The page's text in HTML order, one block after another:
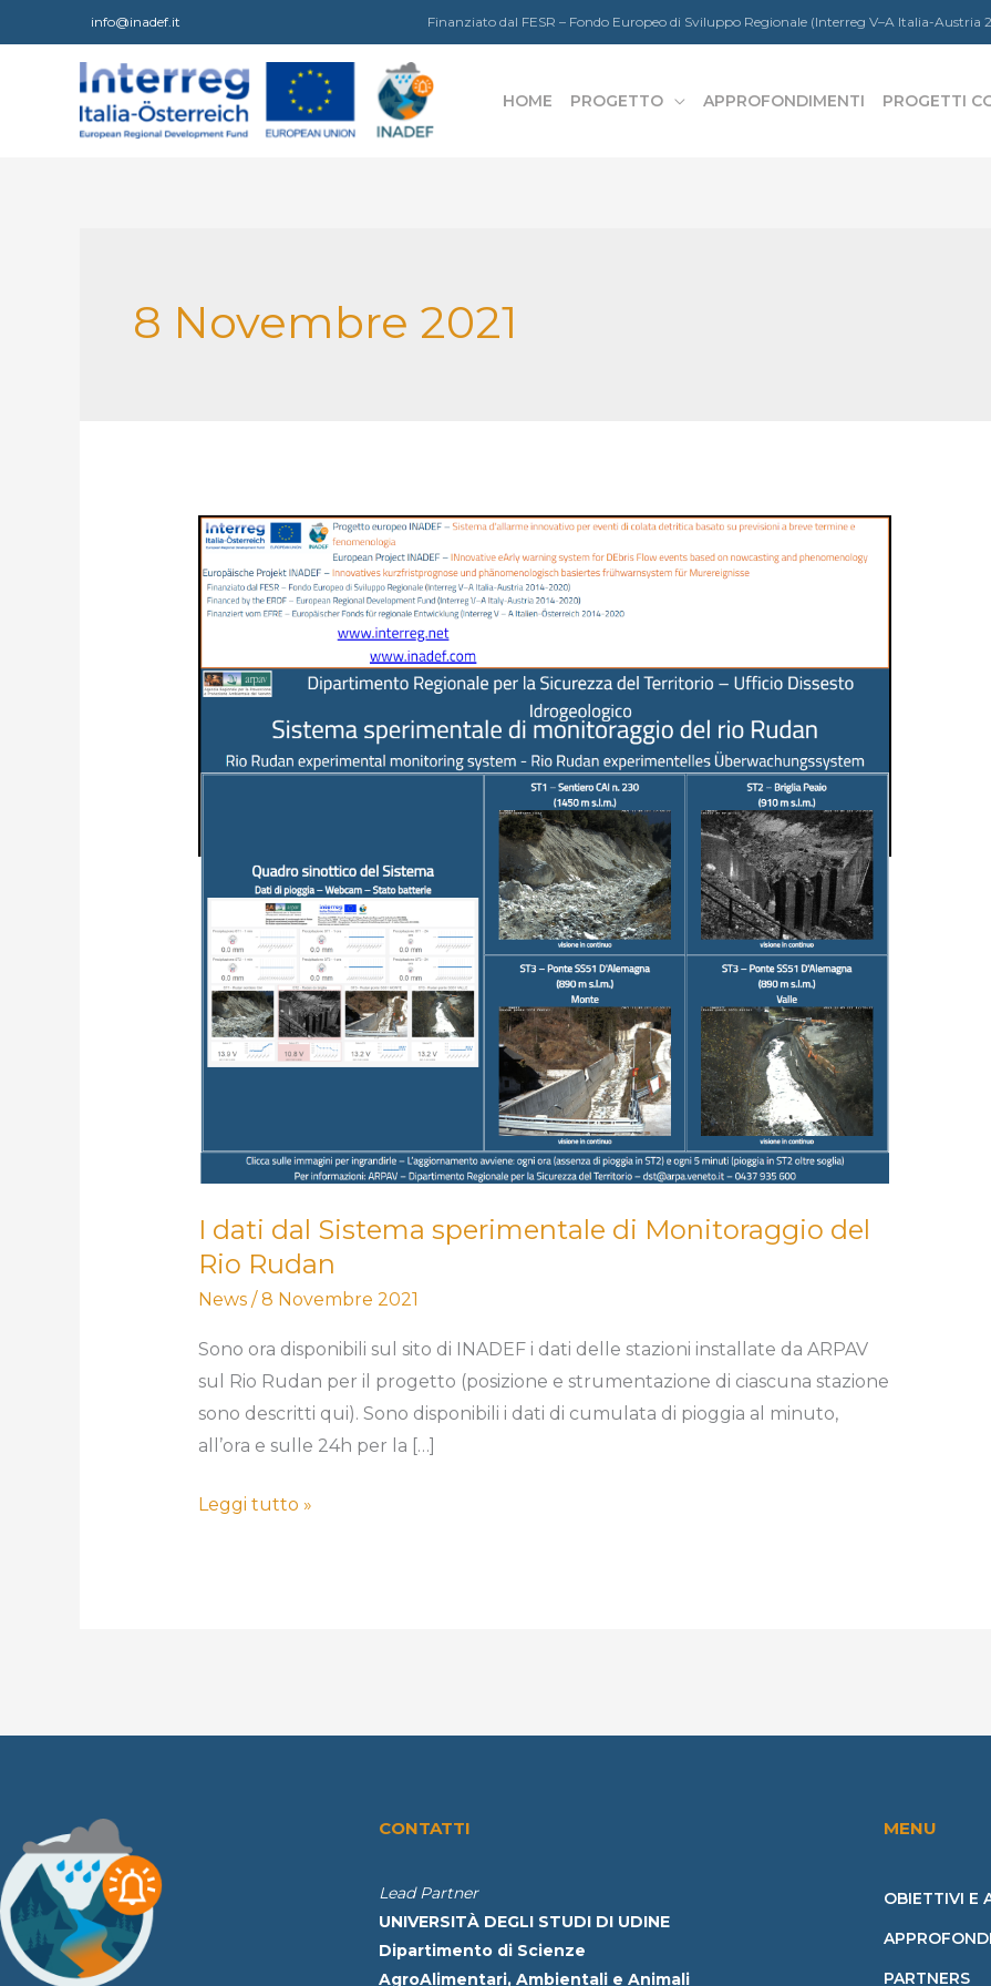
al
contenuto
info@inadef.it Finanziato dal FESR – Fondo Europeo di Sviluppo Regionale (Interreg V–A Italia-Austria
HOME PROGETTO APPROFONDIMENTI PROGETTI
8 Novembre 2021
I dati dal Sistema sperimentale di Monitoraggio del
Rio Rudan
News/8 Novembre 2021
Sono ora disponibili sul sito di INADEF i dati delle stazioni installate da ARPAV
sul Rio Rudan per il progetto (posizione e strumentazione di ciascuna stazione
sono descritti qui). Sono disponibili i dati di cumulata di pioggia al minuto,
all’ora e sulle 24h per la […]
dal
di
Monitoraggio
Leggi tutto »
CONTATTI
Lead Partner
UNIVERSITÀ DEGLI STUDI DI UDINE
Dipartimento di Scienze
AgroAlimentari, Ambientali e Animali
MENU
OBIETTIVI E
PARTNERS